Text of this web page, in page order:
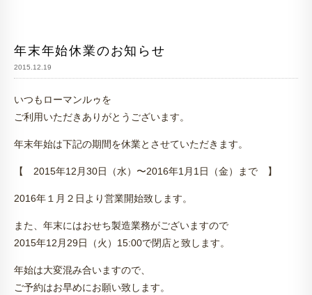
年末年始休業のお知らせ
2015.12.19
いつもローマンルゥを
ご利用いただきありがとうございます。
年末年始は下記の期間を休業とさせていただきます。
【 2015年12月30日（水）〜2016年1月1日（金）まで 】
2016年１月２日より営業開始致します。
また、年末にはおせち製造業務がございますので
2015年12月29日（火）15:00で閉店と致します。
年始は大変混み合いますので、
ご予約はお早めにお願い致します。